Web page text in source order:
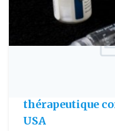
thérapeutique
USA